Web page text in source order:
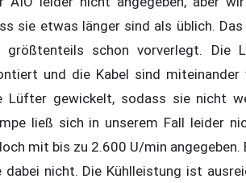
sie etwas länger sind als üblich. Das
größtenteils schon vorverlegt. Die
und die Kabel sind miteinander
Lüfter gewickelt, sodass sie nicht
ließ sich in unserem Fall leider
mit bis zu 2.600 U/min angegeben.
dabei nicht. Die Kühlleistung ist